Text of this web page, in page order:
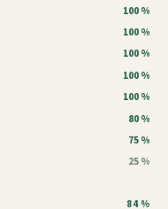
100 %
100 %
100 %
100 %
100 %
80 %
75 %
25 %
84 %